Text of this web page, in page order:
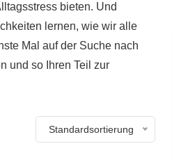
bieten. Und
lernen, wie wir alle
Mal auf der Suche nach
und so Ihren Teil zur
Standardsortierung